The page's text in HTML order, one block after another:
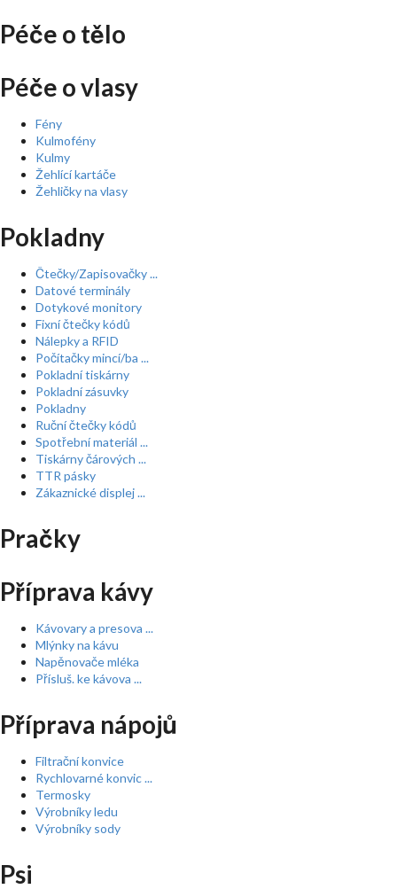
Péče o tělo
Péče o vlasy
Fény
Kulmofény
Kulmy
Žehlící kartáče
Žehličky na vlasy
Pokladny
Čtečky/Zapisovačky ...
Datové terminály
Dotykové monitory
Fixní čtečky kódů
Nálepky a RFID
Počítačky mincí/ba ...
Pokladní tiskárny
Pokladní zásuvky
Pokladny
Ruční čtečky kódů
Spotřební materiál ...
Tiskárny čárových ...
TTR pásky
Zákaznické displej ...
Pračky
Příprava kávy
Kávovary a presova ...
Mlýnky na kávu
Napěnovače mléka
Přísluš. ke kávova ...
Příprava nápojů
Filtrační konvice
Rychlovarné konvic ...
Termosky
Výrobníky ledu
Výrobníky sody
Psi